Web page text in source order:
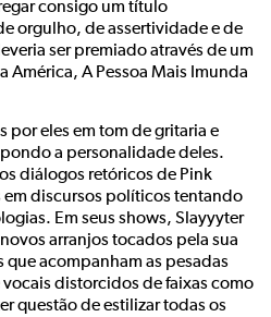
consigo um título
orgulho, de assertividade e de
ser premiado através de um
América, A Pessoa Mais Imunda
por eles em tom de gritaria e
a personalidade deles.
diálogos retóricos de Pink
em discursos políticos tentando
Em seus shows, Slayyyter
arranjos tocados pela sua
que acompanham as pesadas
distorcidos de faixas como
questão de estilizar todas os